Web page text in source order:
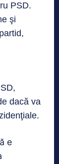
PSD.
şi
dacă va
e